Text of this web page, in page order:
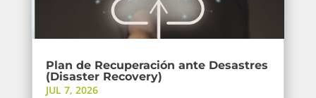
Plan de Recuperación ante Desastres
(Disaster Recovery)
JUL 7, 2026